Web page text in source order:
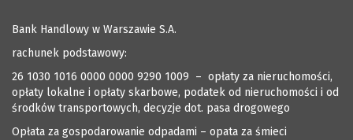
Bank Handlowy w Warszawie S.A.
rachunek podstawowy:
26 1030 1016 0000 0000 9290 1009 – opłaty za nieruchomości,
opłaty lokalne i opłaty skarbowe, podatek od nieruchomości i od
środków transportowych, decyzje dot. pasa drogowego
Opłata za gospodarowanie odpadami – opata za śmieci